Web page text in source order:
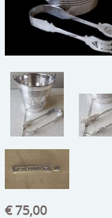
schilderijen
porselein/
medailles/munten/
ets/tekening/litho/
glaswerk
zilverwerk
€ 75,00